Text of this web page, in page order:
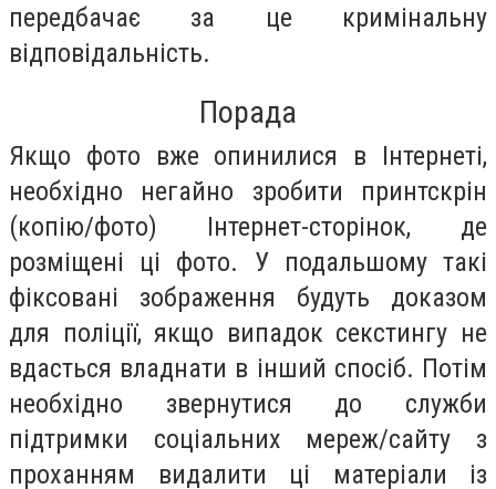
передбачає за це кримінальну
відповідальність.
Порада
Якщо фото вже опинилися в Інтернеті,
необхідно негайно зробити принтскрін
(копію/фото) Інтернет-сторінок, де
розміщені ці фото. У подальшому такі
фіксовані зображення будуть доказом
для поліції, якщо випадок секстингу не
вдасться владнати в інший спосіб. Потім
необхідно звернутися до служби
підтримки соціальних мереж/сайту з
проханням видалити ці матеріали із